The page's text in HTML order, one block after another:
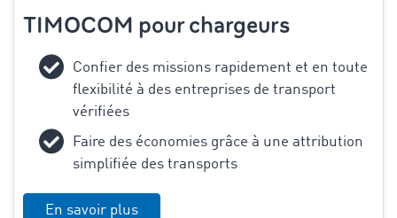
TIMOCOM pour chargeurs
Confier des missions rapidement et en toute
flexibilité à des entreprises de transport
vérifiées
Faire des économies grâce à une attribution
simplifiée des transports
En savoir plus